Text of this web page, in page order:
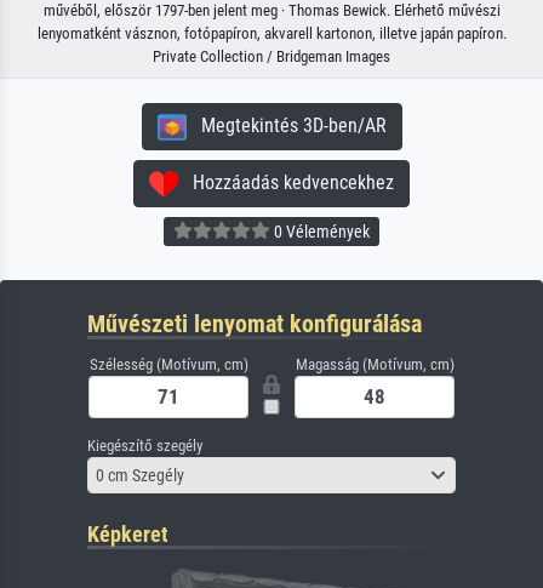
művéből, először 1797-ben jelent meg · Thomas Bewick. Elérhető művészi
lenyomatként vásznon, fotópapíron, akvarell kartonon, illetve japán papíron.
Private Collection / Bridgeman Images
Megtekintés 3D-ben/AR
Hozzáadás kedvencekhez
0 Vélemények
Művészeti lenyomat konfigurálása
Szélesség (Motívum, cm) Magasság (Motívum, cm)
Kiegészítő szegély
0 cm Szegély
Képkeret